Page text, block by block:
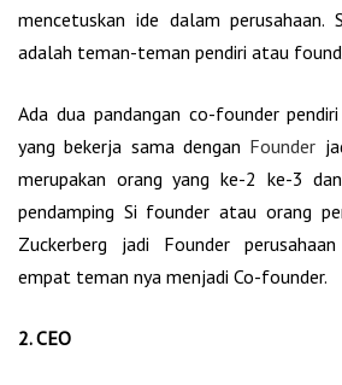
mencetuskan ide dalam perusahaan.
adalah teman-teman pendiri atau
Ada dua pandangan co-founder
yang bekerja sama dengan Founder
merupakan orang yang ke-2 ke-3
pendamping Si founder atau orang
Zuckerberg jadi Founder
empat teman nya menjadi Co-founder.
2. CEO